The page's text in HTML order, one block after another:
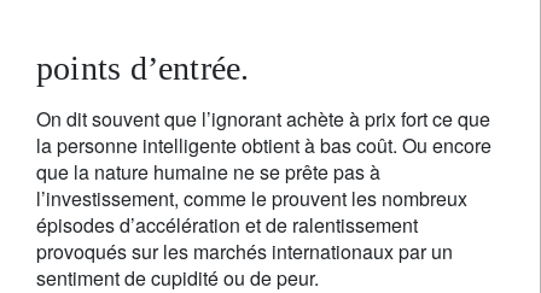
points d’entrée.
On dit souvent que l’ignorant achète à prix fort ce que
la personne intelligente obtient à bas coût. Ou encore
que la nature humaine ne se prête pas à
l’investissement, comme le prouvent les nombreux
épisodes d’accélération et de ralentissement
provoqués sur les marchés internationaux par un
sentiment de cupidité ou de peur.